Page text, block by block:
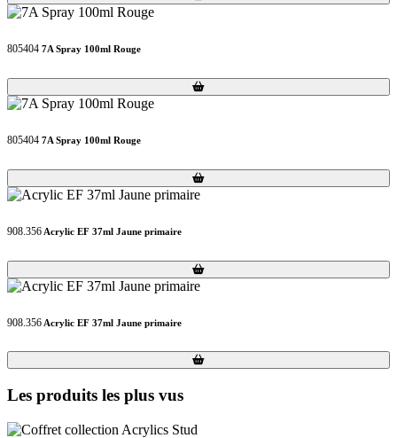
805404 7A Spray 100ml Rouge
Loading...
Loading...
805404 7A Spray 100ml Rouge
Loading...
Loading...
908.356 Acrylic EF 37ml Jaune primaire
Loading...
Loading...
908.356 Acrylic EF 37ml Jaune primaire
Loading...
Loading...
Les produits les plus vus